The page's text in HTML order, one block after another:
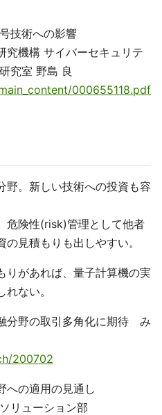
技術への影響
究機構 サイバーセキュリテ
究室 野島 良
000655118.pdf
野。新しい技術への投資も容
危険性(risk)管理として他者
見積もりも出しやすい。
りがあれば、量子計算機の実
ない。
分野の取引多角化に期待 み
200702
への適用の見通し
リューション部